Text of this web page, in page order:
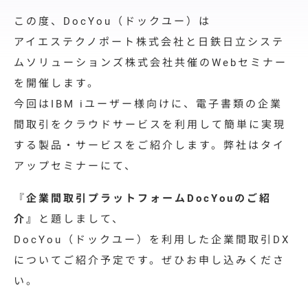
取引先展開
サポート
導入事例
ユースケース
お役立ち情報
資料ダウンロード
セミナー情報
よくあるご質問
この度、DocYou（ドックユー）は
アイエステクノポート株式会社と日鉄日立システ
ムソリューションズ株式会社共催のWebセミナー
を開催します。
今回はIBM iユーザー様向けに、電子書類の企業
間取引をクラウドサービスを利用して簡単に実現
する製品・サービスをご紹介します。 弊社はタイ
アップセミナーにて、
『企業間取引プラットフォームDocYouのご紹
介』
と題しまして、
DocYou（ドックユー）を利用した企業間取引DX
についてご紹介予定です。ぜひお申し込みくださ
い。